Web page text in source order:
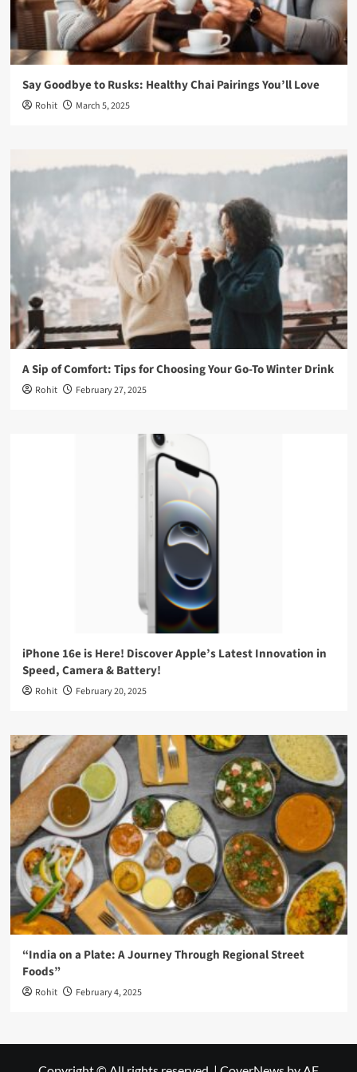
Say Goodbye to Rusks: Healthy Chai Pairings You’ll Love
Rohit March 5, 2025
A Sip of Comfort: Tips for Choosing Your Go-To Winter Drink
Rohit February 27, 2025
iPhone 16e is Here! Discover Apple’s Latest Innovation in
Speed, Camera & Battery!
Rohit February 20, 2025
“India on a Plate: A Journey Through Regional Street
Foods”
Rohit February 4, 2025